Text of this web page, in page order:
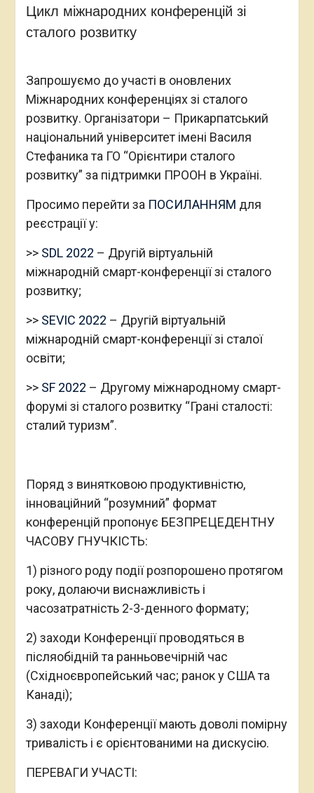
Цикл міжнародних конференцій зі
сталого розвитку
Запрошуємо до участі в оновлених
Міжнародних конференціях зі сталого
розвитку. Організатори – Прикарпатський
національний університет імені Василя
Стефаника та ГО “Орієнтири сталого
розвитку” за підтримки ПРООН в Україні.
Просимо перейти за ПОСИЛАННЯМ для
реєстрації у:
>> SDL 2022 – Другій віртуальній
міжнародній смарт-конференції зі сталого
розвитку;
>> SEVIC 2022 – Другій віртуальній
міжнародній смарт-конференції зі сталої
освіти;
>> SF 2022 – Другому міжнародному смарт-
форумі зі сталого розвитку “Грані сталості:
сталий туризм”.
Поряд з винятковою продуктивністю,
інноваційний “розумний” формат
конференцій пропонує БЕЗПРЕЦЕДЕНТНУ
ЧАСОВУ ГНУЧКІСТЬ:
1) різного роду події розпорошено протягом
року, долаючи виснажливість і
часозатратність 2-3-денного формату;
2) заходи Конференції проводяться в
післяобідній та ранньовечірній час
(Східноєвропейський час; ранок у США та
Канаді);
3) заходи Конференції мають доволі помірну
тривалість і є орієнтованими на дискусію.
ПЕРЕВАГИ УЧАСТІ: